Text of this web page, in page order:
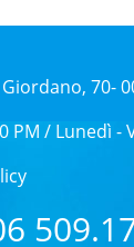
70-
PM / Lunedì -